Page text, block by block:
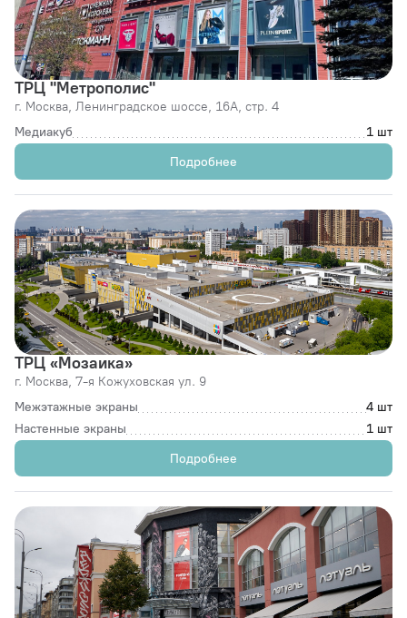
ТРЦ "Метрополис"
г. Москва, Ленинградское шоссе, 16А, стр. 4
Медиакуб
1 шт
Подробнее
ТРЦ «Мозаика»
г. Москва, 7-я Кожуховская ул. 9
Межэтажные экраны
4 шт
Настенные экраны
1 шт
Подробнее